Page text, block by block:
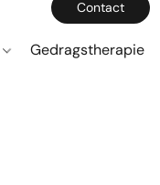
Contact
Gedragstherapie